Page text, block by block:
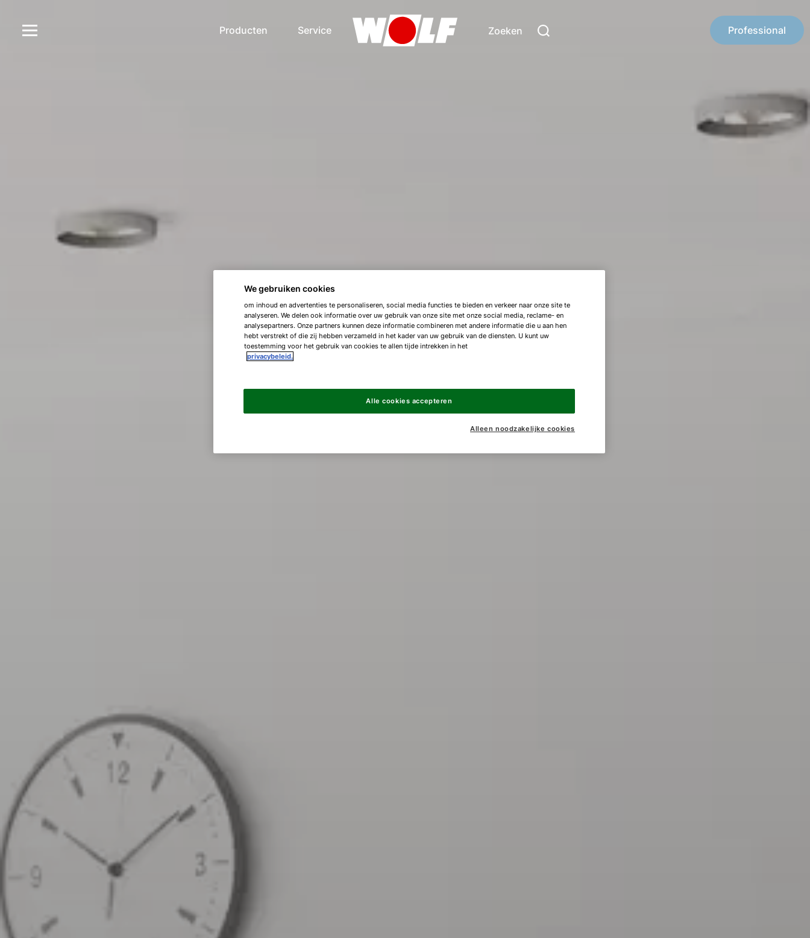
Producten Service Zoeken Professional
We gebruiken cookies
om inhoud en advertenties te personaliseren, social media functies te bieden en verkeer naar onze site te
analyseren. We delen ook informatie over uw gebruik van onze site met onze social media, reclame- en
analysepartners. Onze partners kunnen deze informatie combineren met andere informatie die u aan hen
hebt verstrekt of die zij hebben verzameld in het kader van uw gebruik van de diensten. U kunt uw
toestemming voor het gebruik van cookies te allen tijde intrekken in het
privacybeleid.
Alleen noodzakelijke cookies
Alle cookies accepteren